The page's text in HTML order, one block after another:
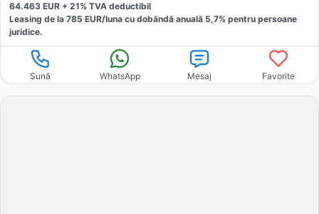
64.463 EUR + 21% TVA deductibil
Leasing de la 785 EUR/luna cu dobăndă anuală 5,7% pentru persoane
juridice.
Sună WhatsApp Mesaj Favorite